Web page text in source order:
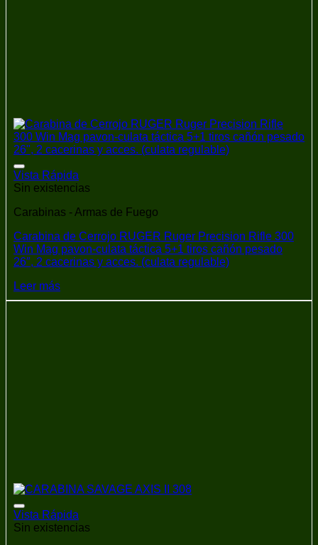
Vista Rápida
Sin existencias
Carabinas - Armas de Fuego
Carabina de Cerrojo RUGER Ruger Precision Rifle 300
Win Mag pavon-culata táctica 5+1 tiros cañón pesado
26″, 2 cacerinas y acces. (culata regulable)
Leer más
Vista Rápida
Sin existencias